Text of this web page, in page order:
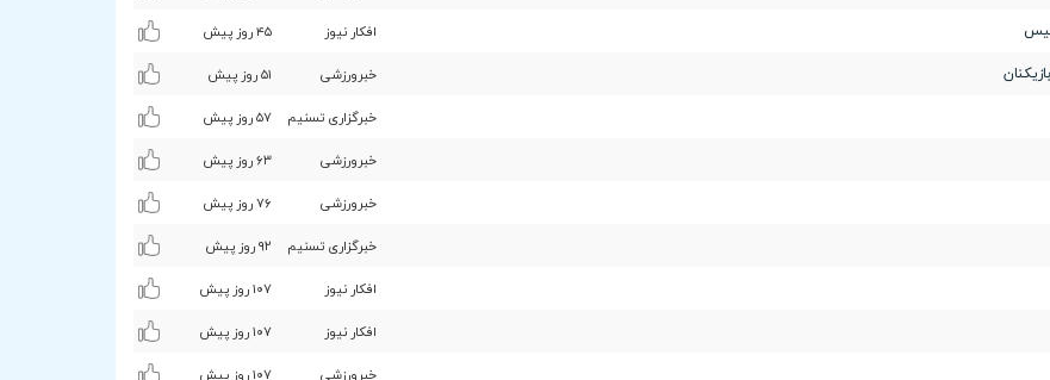
افکار نیوز ۴۵ روز پیش
خبرورزشی ۵۱ روز پیش
خبرگزاری تسنیم ۵۷ روز پیش
خبرورزشی ۶٣ روز پیش
خبرورزشی ۷۶ روز پیش
خبرگزاری تسنیم ٩۲ روز پیش
افکار نیوز ۱۰۷ روز پیش
افکار نیوز ۱۰۷ روز پیش
خبرورزشی ۱۰۷ روز پیش